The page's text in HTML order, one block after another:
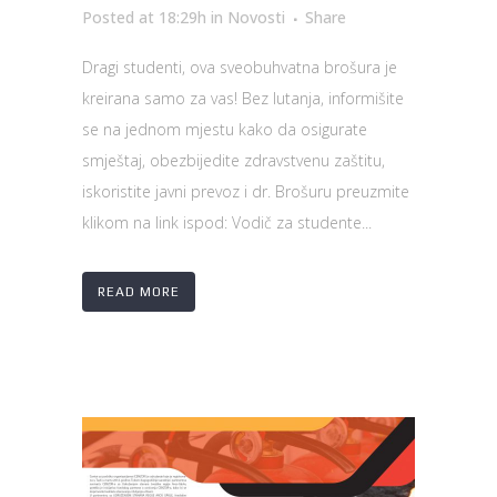
Posted at 18:29h in Novosti Share
Dragi studenti, ova sveobuhvatna brošura je
kreirana samo za vas! Bez lutanja, informišite
se na jednom mjestu kako da osigurate
smještaj, obezbijedite zdravstvenu zaštitu,
iskoristite javni prevoz i dr. Brošuru preuzmite
klikom na link ispod: Vodič za studente...
READ MORE